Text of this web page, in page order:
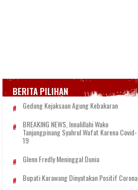
BERITA PILIHAN
Gedung Kejaksaan Agung Kebakaran
BREAKING NEWS, Innalillahi Wako
Tanjungpinang Syahrul Wafat Karena Covid-
19
Glenn Fredly Meninggal Dunia
Bupati Karawang Dinyatakan Positif Corona